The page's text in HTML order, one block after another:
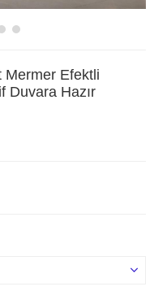
Mermer Efektli
Duvara Hazır